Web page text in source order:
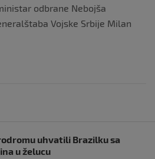
odbrane Nebojša
Vojske Srbije Milan
uhvatili Brazilku sa
u želucu